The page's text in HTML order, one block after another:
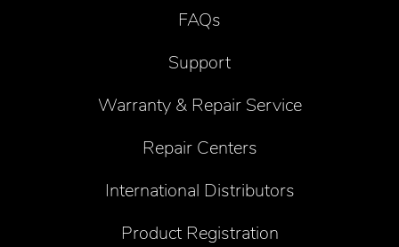
FAQs
Support
Warranty & Repair Service
Repair Centers
International Distributors
Product Registration